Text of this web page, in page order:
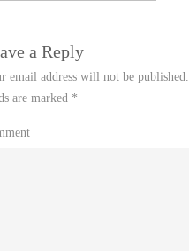
a Reply
email address will not be published.
are marked *